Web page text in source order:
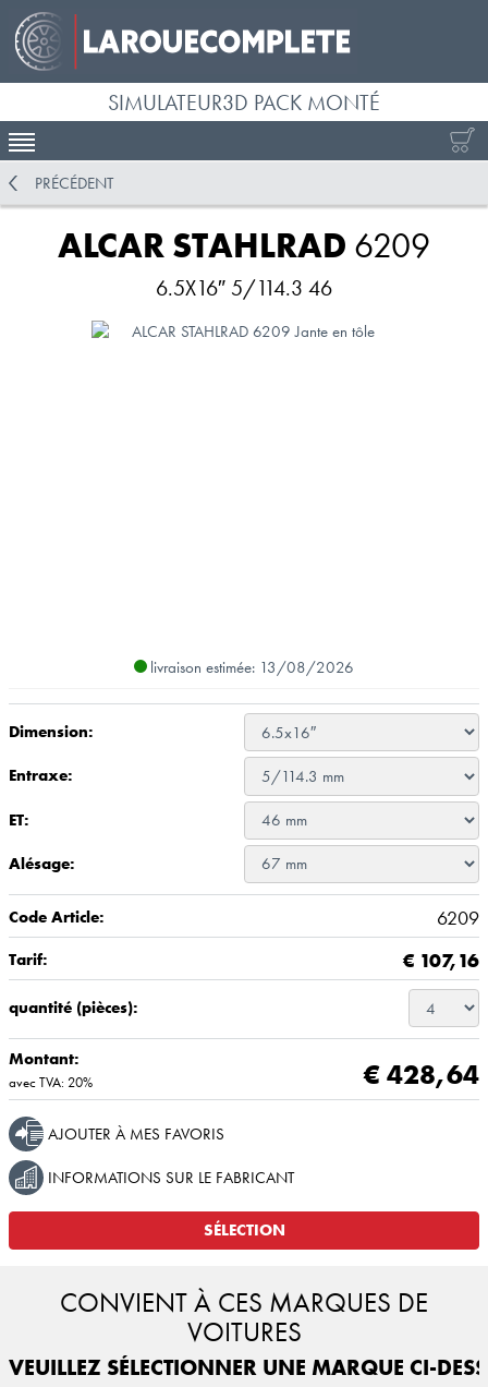
SIMULATEUR3D PACK MONTÉ
ACTIVER LA NAVIGATION
PRÉCÉDENT
ALCAR STAHLRAD 6209
6.5X16″ 5/114.3 46
livraison estimée: 13/08/2026
Dimension:
Entraxe:
ET:
Alésage:
Code Article: 6209
Tarif: € 107,16
quantité (pièces):
Montant:
avec TVA: 20% € 428,64
AJOUTER À MES FAVORIS
INFORMATIONS SUR LE FABRICANT
SÉLECTION
CONVIENT À CES MARQUES DE
VOITURES
VEUILLEZ SÉLECTIONNER UNE MARQUE CI-